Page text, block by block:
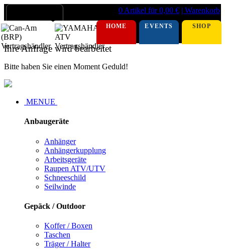
0 Artikel für 0,00 € | Warenkorb
HOME EVENTS SHOP
Ihre Anfrage wird bearbeitet
Bitte haben Sie einen Moment Geduld!
MENUE
Anbaugeräte
Anhänger
Anhängerkupplung
Arbeitsgeräte
Raupen ATV/UTV
Schneeschild
Seilwinde
Gepäck / Outdoor
Koffer / Boxen
Taschen
Träger / Halter